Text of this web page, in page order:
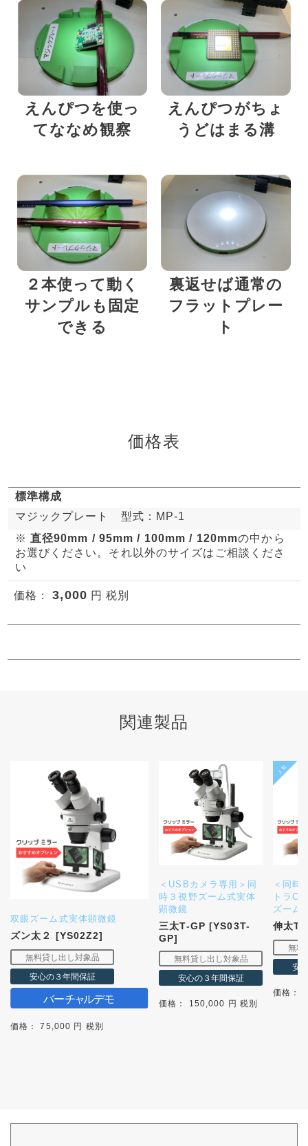
えんぴつを使っ
てななめ観察
えんぴつがちょ
うどはまる溝
２本使って動く
サンプルも固定
できる
裏返せば通常の
フラットプレー
ト
価格表
標準構成
マジックプレート 型式：MP-1
※ 直径90mm / 95mm / 100mm / 120mmの中から
お選びください。それ以外のサイズはご相談くださ
い
価格： 3,000 円 税別
関連製品
双眼ズーム式実体顕微鏡
ズン太２ [YS02Z2]
価格： 75,000 円 税別
＜USBカメラ専用＞同
時３視野ズーム式実体
顕微鏡
三太T-GP [YS03T-
GP]
価格： 150,000 円 税別
＜同時
トラC
ズーム
伸太T
価格：